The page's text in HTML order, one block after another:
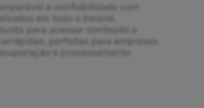
e confiabilidade com
em todo o Ireland.
para acessar conteúdo e
perfeitas para empresas
e processamento